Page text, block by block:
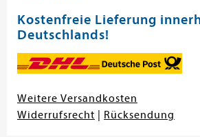
Kostenfreie Lieferung
Deutschlands!
Weitere Versandkosten
Widerrufsrecht
Rücksendung